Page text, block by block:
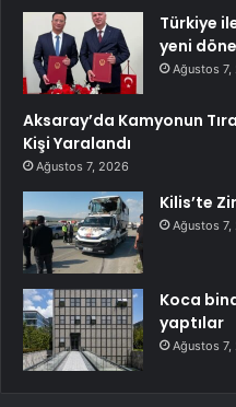
Türkiye
yeni
Ağustos 7,
Aksaray’da Kamyonun
Kişi Yaralandı
Ağustos 7, 2026
Kilis’te
Ağustos 7,
Koca
yaptılar
Ağustos 7,